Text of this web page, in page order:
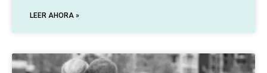
LEER AHORA »